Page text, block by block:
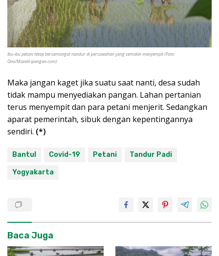
Ibu-ibu petani tetap bersemangat nandur di persawahan yang semakin menyempit (Foto:
Ono/Mandiripangan.com)
Maka jangan kaget jika suatu saat nanti, desa sudah
tidak mampu menyediakan pangan. Lahan pertanian
terus menyempit dan para petani menjerit. Sedangkan
aparat pemerintah, sibuk dengan kepentingannya
sendiri. (*)
Bantul Covid-19 Petani Tandur Padi
Yogyakarta
Baca Juga